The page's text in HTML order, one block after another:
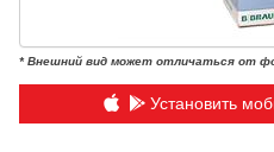
* Внешний вид может отличаться от
Установить